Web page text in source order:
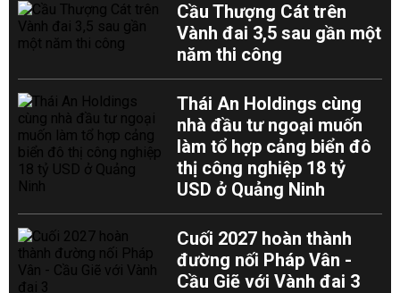
Cầu Thượng Cát trên
Vành đai 3,5 sau gần một
năm thi công
Thái An Holdings cùng
nhà đầu tư ngoại muốn
làm tổ hợp cảng biển đô
thị công nghiệp 18 tỷ
USD ở Quảng Ninh
Cuối 2027 hoàn thành
đường nối Pháp Vân -
Cầu Giẽ với Vành đai 3